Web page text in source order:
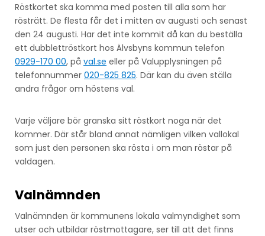
Röstkortet ska komma med posten till alla som har
rösträtt. De flesta får det i mitten av augusti och senast
den 24 augusti. Har det inte kommit då kan du beställa
ett dubblettröstkort hos Älvsbyns kommun telefon
0929-170 00, på val.se eller på Valupplysningen på
telefonnummer 020-825 825. Där kan du även ställa
andra frågor om höstens val.
Varje väljare bör granska sitt röstkort noga när det
kommer. Där står bland annat nämligen vilken vallokal
som just den personen ska rösta i om man röstar på
valdagen.
Valnämnden
Valnämnden är kommunens lokala valmyndighet som
utser och utbildar röstmottagare, ser till att det finns